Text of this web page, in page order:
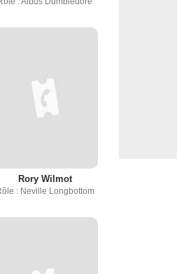
Rory Wilmot
: Neville Longbottom